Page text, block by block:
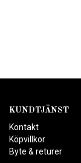
KUNDTJÄNST
Kontakt
Köpvillkor
Byte & returer